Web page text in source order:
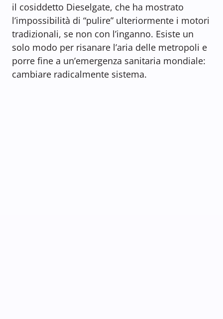
il cosiddetto Dieselgate, che ha mostrato
l’impossibilità di “pulire” ulteriormente i motori
tradizionali, se non con l’inganno. Esiste un
solo modo per risanare l’aria delle metropoli e
porre fine a un’emergenza sanitaria mondiale:
cambiare radicalmente sistema.